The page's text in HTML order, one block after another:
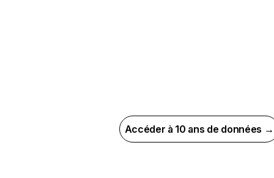
Accéder à 10 ans de données →